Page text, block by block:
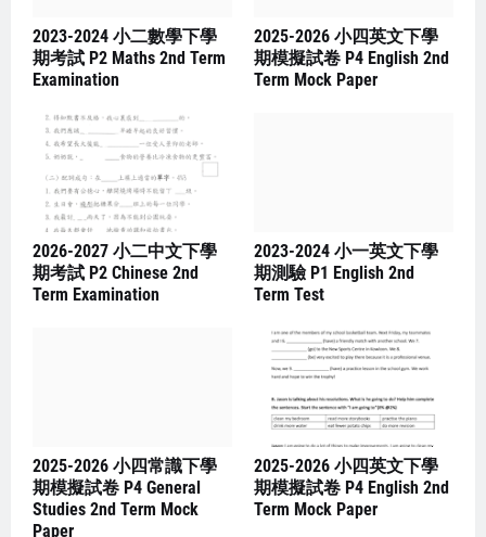
2023-2024 小二數學下學
期考試 P2 Maths 2nd Term
Examination
2025-2026 小四英文下學
期模擬試卷 P4 English 2nd
Term Mock Paper
2026-2027 小二中文下學
期考試 P2 Chinese 2nd
Term Examination
2023-2024 小一英文下學
期測驗 P1 English 2nd
Term Test
2025-2026 小四常識下學
期模擬試卷 P4 General
Studies 2nd Term Mock
Paper
2025-2026 小四英文下學
期模擬試卷 P4 English 2nd
Term Mock Paper